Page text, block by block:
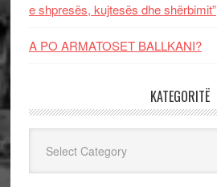
e shpresës, kujtesës dhe shërbimit”
A PO ARMATOSET BALLKANI?
KATEGORITË